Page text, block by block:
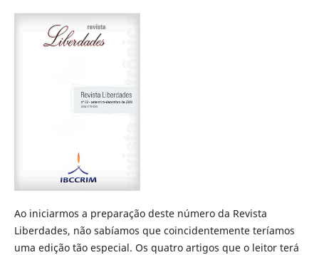
Ao iniciarmos a preparação deste número da Revista
Liberdades, não sabíamos que coincidentemente teríamos
uma edição tão especial. Os quatro artigos que o leitor terá